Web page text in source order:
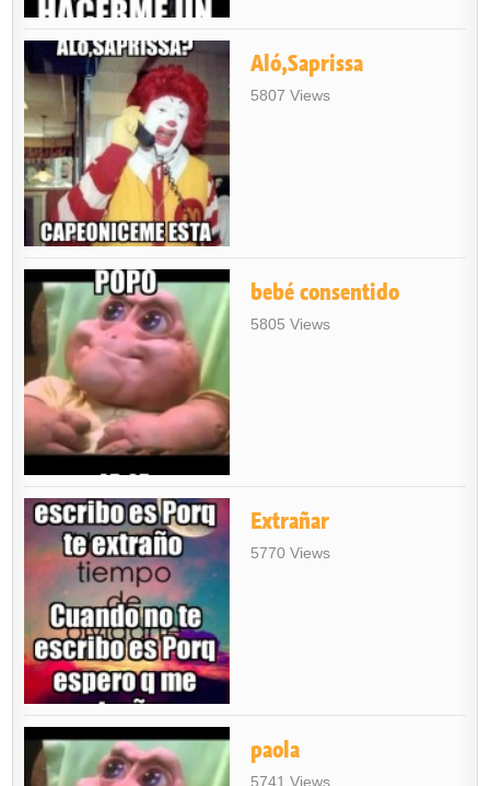
Aló,Saprissa
5807 Views
bebé consentido
5805 Views
Extrañar
5770 Views
paola
5741 Views